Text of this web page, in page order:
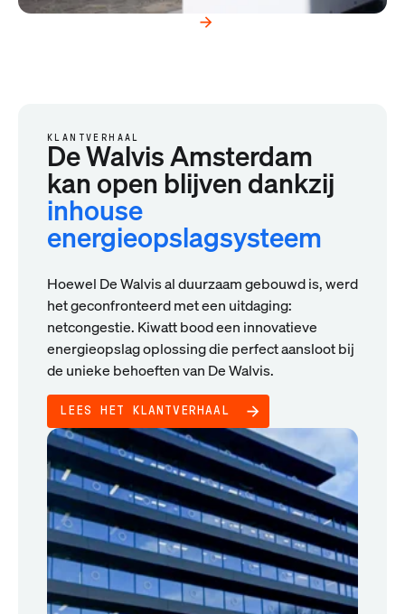
KLANTVERHAAL
De Walvis Amsterdam
kan open blijven dankzij
inhouse
energieopslagsysteem
Hoewel De Walvis al duurzaam gebouwd is, werd
het geconfronteerd met een uitdaging:
netcongestie. Kiwatt bood een innovatieve
energieopslag oplossing die perfect aansloot bij
de unieke behoeften van De Walvis.
LEES HET KLANTVERHAAL